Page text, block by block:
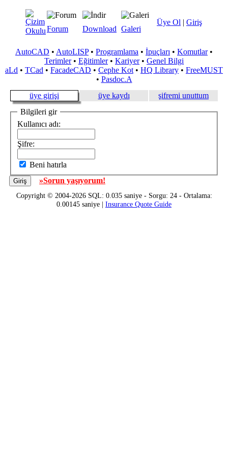
Üye Ol | Giriş
Forum Download Galeri
AutoCAD • AutoLISP• Programlama • İpuçları • Komutlar•
Terimler• Eğitimler• Kariyer• Genel Bilgi
aLd • TCad • FacadeCAD • Cephe Kot • HQ Library • FreeMUST
• Pasdoc.A
üye girişi
üye kaydı
şifremi unuttum
Bilgileri gir
Kullanıcı adı:
Şifre:
Beni hatırla
»Sorun yaşıyorum!
Copyright © 2004-2026 SQL: 0.035 saniye - Sorgu: 24 - Ortalama:
0.00145 saniye | Insurance Quote Guide